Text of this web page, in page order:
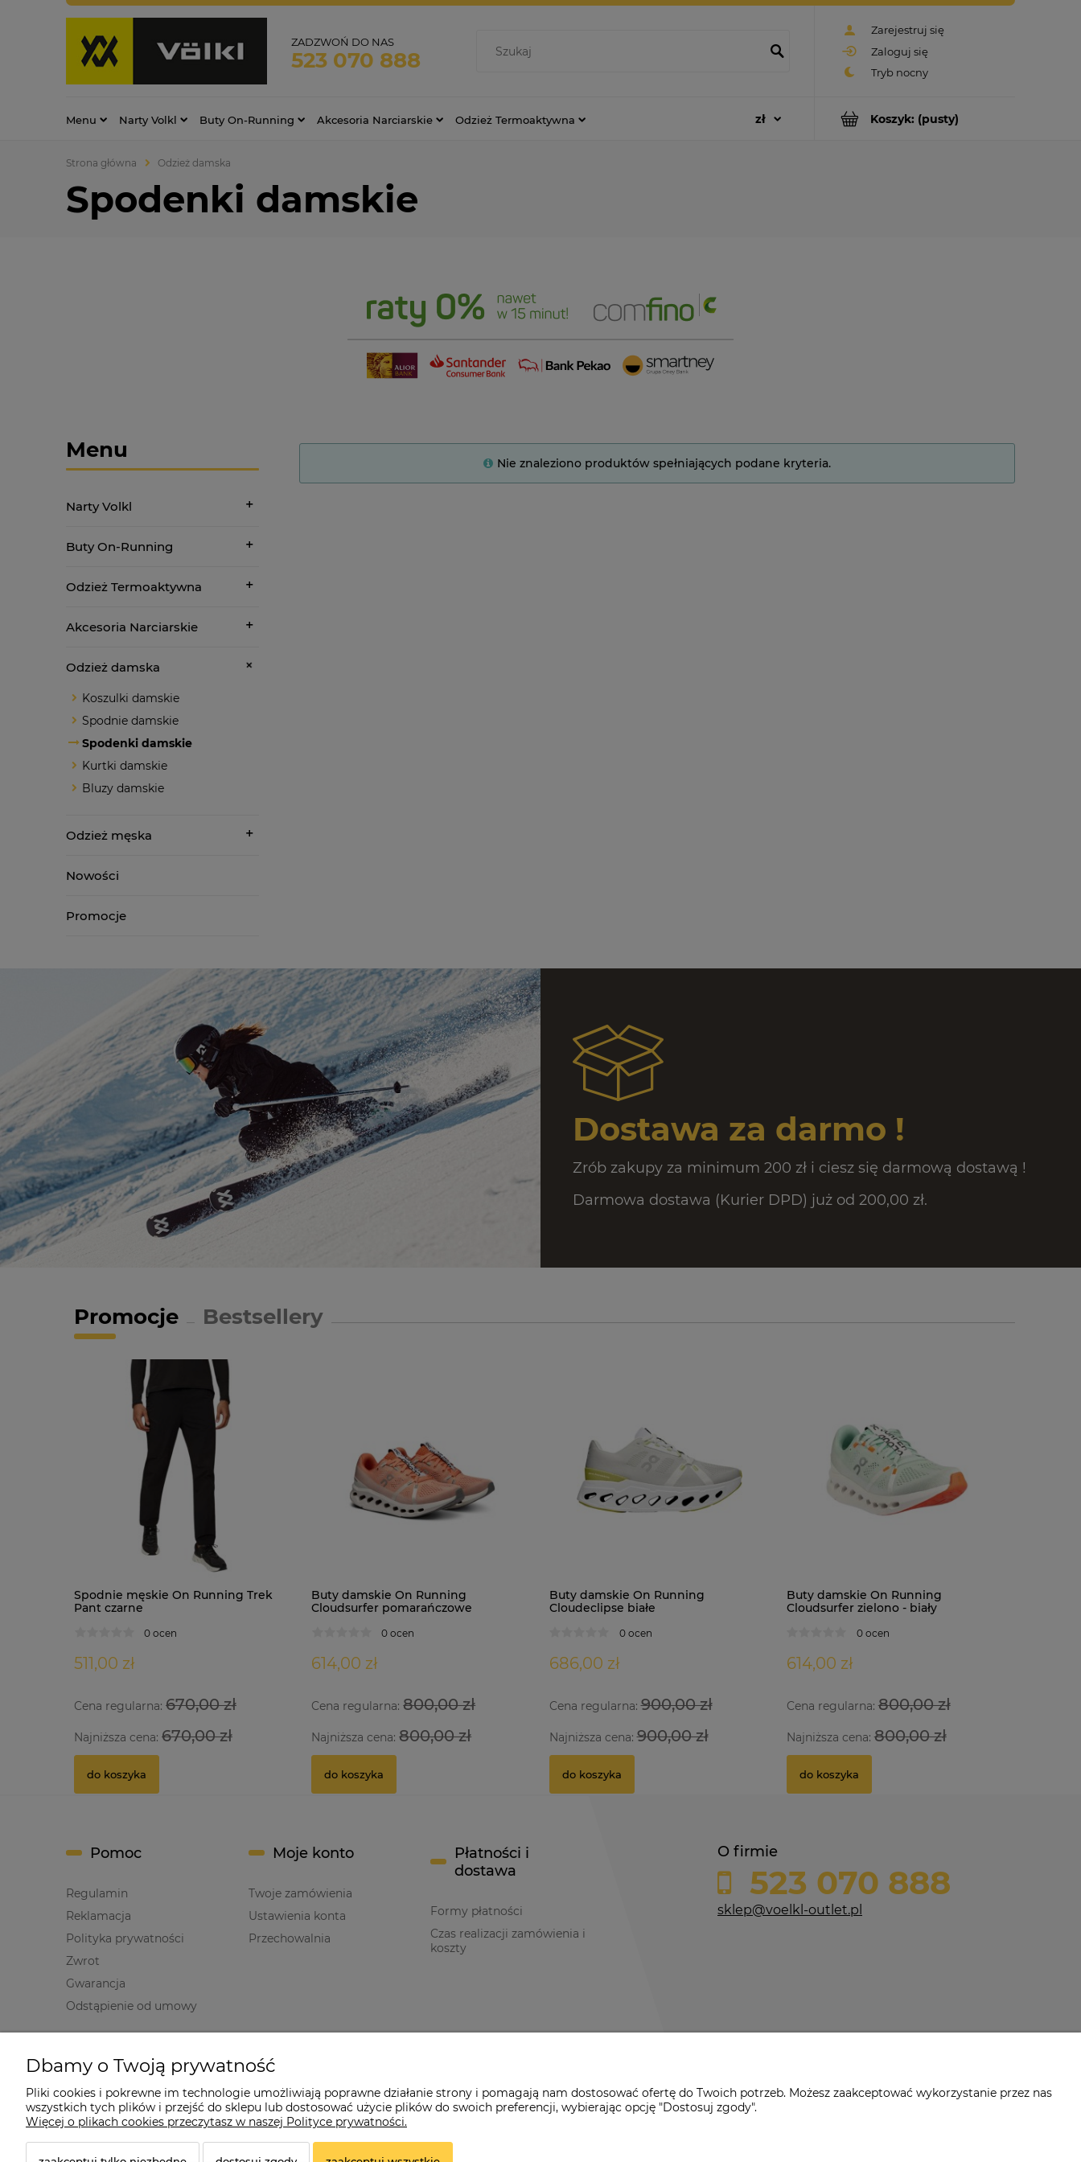
Zarejestruj się
Zaloguj się
ZADZWOŃ DO NAS
523 070 888
Koszyk: (pusty)
Menu Narty Volkl Buty On-Running Akcesoria Narciarskie Odzież Termoaktywna
Strona główna Odzież damska
Spodenki damskie
Menu
Narty Volkl
Buty On-Running
Odzież Termoaktywna
Akcesoria Narciarskie
Odzież damska
Koszulki damskie
Spodnie damskie
Spodenki damskie
Kurtki damskie
Bluzy damskie
Odzież męska
Nowości
Promocje
Nie znaleziono produktów spełniających podane kryteria.
Dostawa za darmo !
Zrób zakupy za minimum 200 zł i ciesz się darmową dostawą !
Darmowa dostawa (Kurier DPD) już od 200,00 zł.
Promocje Bestsellery
Spodnie męskie On Running Trek
Pant czarne
0 ocen
511,00 zł
Cena regularna: 670,00 zł
Najniższa cena: 670,00 zł
do koszyka
Buty damskie On Running
Cloudsurfer pomarańczowe
0 ocen
614,00 zł
Cena regularna:800,00 zł
Najniższa cena:800,00 zł
do koszyka
Buty damskie On Running
Cloudeclipse białe
0 ocen
686,00 zł
Cena regularna:900,00 zł
Najniższa cena:900,00 zł
do koszyka
Buty damskie On Running
Cloudsurfer zielono - biały
0 ocen
614,00 zł
Cena regularna: 800,00 zł
Najniższa cena: 800,00 zł
do koszyka
Koszulka X-Bionic Patriot Energy
Accumulator 4.0 Polska
0 ocen
850,00 zł
do koszyka
O firmie
523 070 888
sklep@voelkl-outlet.pl
Pomoc
Regulamin
Reklamacja
Polityka prywatności
Zwrot
Gwarancja
Odstąpienie od umowy
Moje konto
Twoje zamówienia
Ustawienia konta
Przechowalnia
Płatności i
dostawa
Formy płatności
Czas realizacji zamówienia i
koszty
Polityka prywatności
Jak kupować?
Kontakt i dane firmy
O firmie
Dbamy o Twoją prywatność
Pliki cookies i pokrewne im technologie umożliwiają poprawne działanie strony i pomagają nam dostosować ofertę do Twoich potrzeb. Możesz zaakceptować wykorzystanie przez nas
wszystkich tych plików i przejść do sklepu lub dostosować użycie plików do swoich preferencji, wybierając opcję "Dostosuj zgody".
Więcej o plikach cookies przeczytasz w naszej Polityce prywatności.